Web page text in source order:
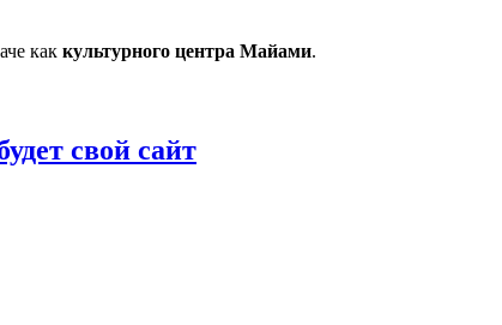
как культурного центра Майами.
свой сайт